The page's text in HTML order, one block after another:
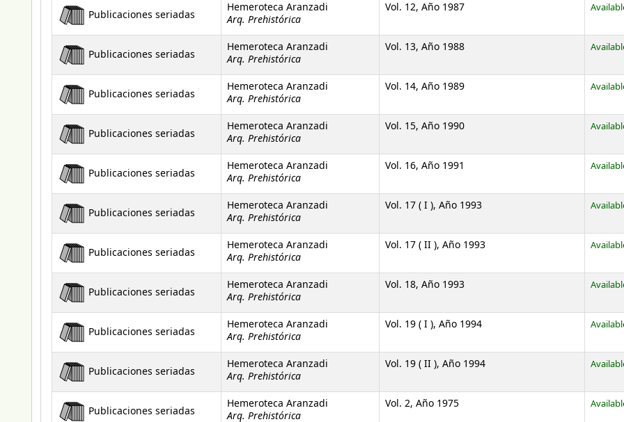
Publicaciones seriadas
Hemeroteca Aranzadi
Arq. Prehistórica
Vol. 12, Año 1987
Publicaciones seriadas
Hemeroteca Aranzadi
Arq. Prehistórica
Vol. 13, Año 1988
Publicaciones seriadas
Hemeroteca Aranzadi
Arq. Prehistórica
Vol. 14, Año 1989
Publicaciones seriadas
Hemeroteca Aranzadi
Arq. Prehistórica
Vol. 15, Año 1990
Publicaciones seriadas
Hemeroteca Aranzadi
Arq. Prehistórica
Vol. 16, Año 1991
Publicaciones seriadas
Hemeroteca Aranzadi
Arq. Prehistórica
Vol. 17 ( I ), Año 1993
Publicaciones seriadas
Hemeroteca Aranzadi
Arq. Prehistórica
Vol. 17 ( II ), Año 1993
Publicaciones seriadas
Hemeroteca Aranzadi
Arq. Prehistórica
Vol. 18, Año 1993
Publicaciones seriadas
Hemeroteca Aranzadi
Arq. Prehistórica
Vol. 19 ( I ), Año 1994
Publicaciones seriadas
Hemeroteca Aranzadi
Arq. Prehistórica
Vol. 19 ( II ), Año 1994
Publicaciones seriadas
Hemeroteca Aranzadi
Arq. Prehistórica
Vol. 2, Año 1975